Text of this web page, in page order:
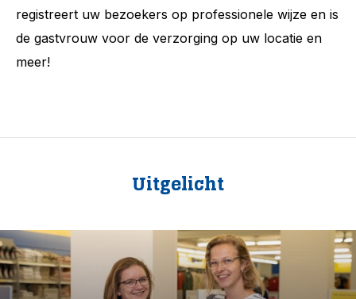
registreert uw bezoekers op professionele wijze en is
de gastvrouw voor de verzorging op uw locatie en
meer!
Uitgelicht